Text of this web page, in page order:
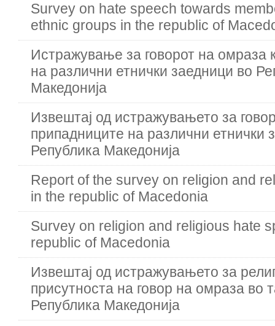
Survey on hate speech towards
ethnic groups in the republic of
Истражување за говорот на омраза
на различни етнички заедници во
Македонија
Извештај од истражувањето за
припадниците на различни етнички
Република Македонија
Report of the survey on religion and
in the republic of Macedonia
Survey on religion and religious hate
republic of Macedonia
Извештај од истражувањето за
присутноста на говор на омраза во
Република Македонија